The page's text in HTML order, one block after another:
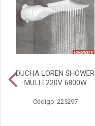
DUCHA LOREN SHOWER
MULTI 220V 6800W
Código: 225297